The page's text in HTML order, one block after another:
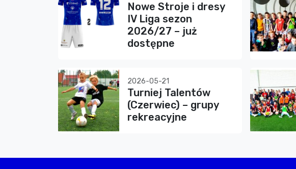
Nowe Stroje i dresy
IV Liga sezon
2026/27 – już
dostępne
2026-05-21
Turniej Talentów
(Czerwiec) – grupy
rekreacyjne